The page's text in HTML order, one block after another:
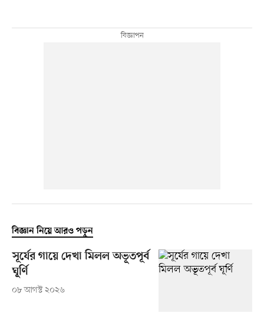
বিজ্ঞান নিয়ে আরও পড়ুন
সূর্যের গায়ে দেখা মিলল অভূতপূর্ব
ঘূর্ণি
০৮ আগস্ট ২০২৬